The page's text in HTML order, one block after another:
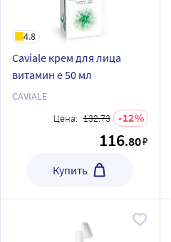
4.8
Caviale крем для лица
витамин e 50 мл
CAVIALE
Цена: 132.73 12
116.80₽
Купить